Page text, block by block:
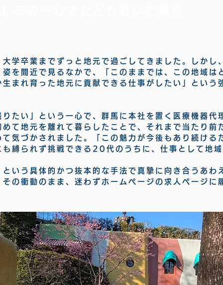
学卒業までずっと地元で過ごしてきました。しかし
を間近で見るなかで、「このままでは、この地域は
まれ育った地元に貢献できる仕事がしたい」という
たい」という一心で、群馬に本社を置く医療機器代
て地元を離れて暮らしたことで、それまで当たり前
気づかされました。「この魅力が今後もあり続ける
縛られず挑戦できる20代のうちに、仕事として地
いう具体的かつ抜本的な手法で真摯に向き合うあわ
の衝動のまま、迷わずホームページの求人ページに